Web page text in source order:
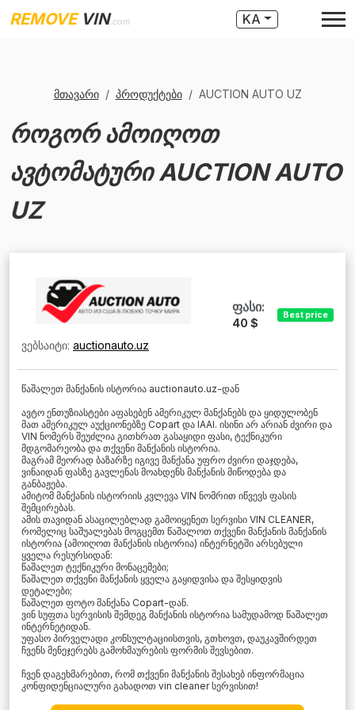
REMOVEVIN.com KA
მთავარი პროდუქტები AUCTION AUTO UZ
როგორ ამოიღოთ
ავტომატური AUCTION AUTO
UZ
ვებსაიტი: auctionauto.uz
ფასი:
40 $
Best price
წაშალეთ მანქანის ისტორია auctionauto.uz-დან
ავტო ენთუზიასტები აფასებენ ამერიკულ მანქანებს და ყიდულობენ
მათ ამერიკულ აუქციონებზე Copart და IAAI. ისინი არ არიან ძვირი და
VIN ნომერს შეუძლია გითხრათ გასაყიდი ფასი, ტექნიკური
მდგომარეობა და თქვენი მანქანის ისტორია.
მაგრამ მეორად ბაზარზე იგივე მანქანა უფრო ძვირი დაჯდება,
ვინაიდან ფასზე გავლენას მოახდენს მანქანის მიწოდება და
განბაჟება.
ამიტომ მანქანის ისტორიის კვლევა VIN ნომრით იწვევს ფასის
შემცირებას.
ამის თავიდან ასაცილებლად გამოიყენეთ სერვისი VIN CLEANER,
რომელიც საშუალებას მოგცემთ წაშალოთ თქვენი მანქანის მანქანის
ისტორია (ამოიღოთ მანქანის ისტორია) ინტერნეტში არსებული
ყველა რესურსიდან:
წაშალეთ ტექნიკური მონაცემები;
წაშალეთ თქვენი მანქანის ყველა გაყიდვისა და შესყიდვის
დეტალები;
წაშალეთ ფოტო მანქანა Copart-დან.
ვინ სუფთა სერვისის შემდეგ მანქანის ისტორია სამუდამოდ წაშალეთ
ინტერნეტიდან.
უფასო პირველადი კონსულტაციისთვის, გთხოვთ, დაუკავშირდეთ
ჩვენს მენეჯერებს გამოხმაურების ფორმის შევსებით.
ჩვენ დაგეხმარებით, რომ თქვენი მანქანის შესახებ ინფორმაცია
კონფიდენციალური გახადოთ vin cleaner სერვისით!